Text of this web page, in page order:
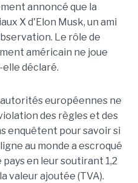
annoncé que la
X d'Elon Musk, un ami
Le rôle de
américain ne joue
déclaré.
européennes ne
des règles et des
enquêtent pour savoir si
au monde a escroqué
en leur soutirant 1,2
valeur ajoutée (TVA).